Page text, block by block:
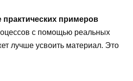
практических примеров
с помощью реальных
лучше усвоить материал. Это